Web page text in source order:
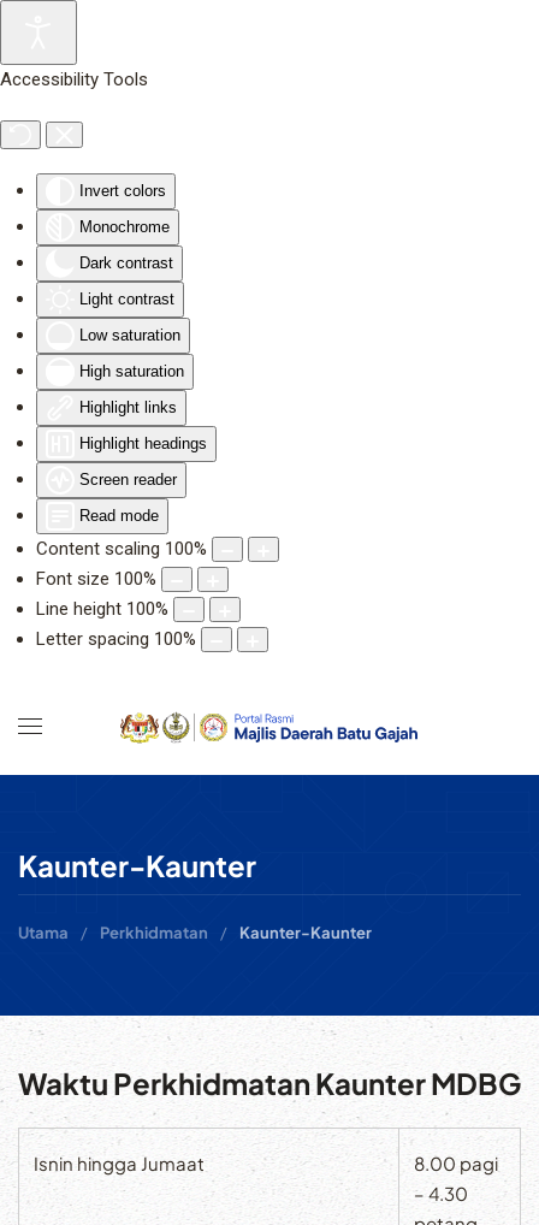
Accessibility Tools
Invert colors
Monochrome
Dark contrast
Light contrast
Low saturation
High saturation
Highlight links
Highlight headings
Screen reader
Read mode
Content scaling 100%
Font size 100%
Line height 100%
Letter spacing 100%
Kaunter-Kaunter
Utama Perkhidmatan Kaunter-Kaunter
Waktu Perkhidmatan Kaunter MDBG
Isnin hingga Jumaat
8.00 pagi
– 4.30